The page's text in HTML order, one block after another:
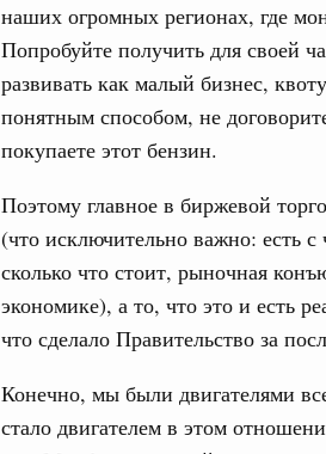
наших огромных регионах, где
Попробуйте получить для своей
развивать как малый бизнес,
понятным способом, не
покупаете этот бензин.
Поэтому главное в биржевой
(что исключительно важно: есть
сколько что стоит, рыночная
экономике), а то, что это и есть
что сделало Правительство за
Конечно, мы были двигателями
стало двигателем в этом